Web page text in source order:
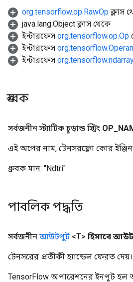
org.tensorflow.op.RawOp ক্লাস
java.lang.Object ক্লাস থেকে
ইন্টারফেস org.tensorflow.op.Op
ইন্টারফেস
ইন্টারফেস
ধ্রুবক
সর্বজনীন স্ট্যাটিক চূড়ান্ত স্ট্রিং OP
এই অপের নাম, টেনসরফ্লো কোর ইঞ্জিন
ধ্রুবক মান: "Ndtri"
পাবলিক পদ্ধতি
সর্বজনীন আউটপুট <T> হিসাবে
টেনসরের প্রতীকী হ্যান্ডেল ফেরত দেয়।
TensorFlow অপারেশনের ইনপুট হল